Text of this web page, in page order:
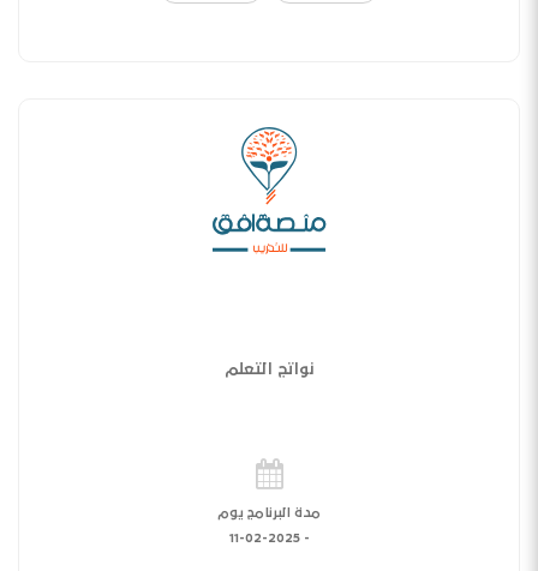
نواتج التعلم
مدة البرنامج يوم
-
11-02-2025